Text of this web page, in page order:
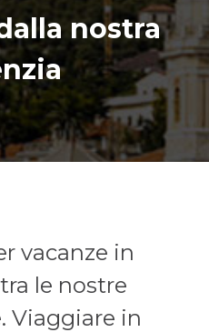
nostra
vacanze in
le nostre
Viaggiare in